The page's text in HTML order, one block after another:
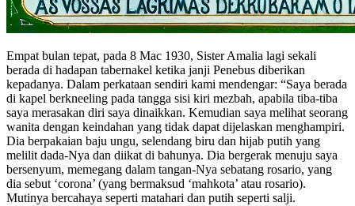
Empat bulan tepat, pada 8 Mac 1930, Sister Amalia lagi sekali
berada di hadapan tabernakel ketika janji Penebus diberikan
kepadanya. Dalam perkataan sendiri kami mendengar: “Saya berada
di kapel berkneeling pada tangga sisi kiri mezbah, apabila tiba-tiba
saya merasakan diri saya dinaikkan. Kemudian saya melihat seorang
wanita dengan keindahan yang tidak dapat dijelaskan menghampiri.
Dia berpakaian baju ungu, selendang biru dan hijab putih yang
melilit dada-Nya dan diikat di bahunya. Dia bergerak menuju saya
bersenyum, memegang dalam tangan-Nya sebatang rosario, yang
dia sebut ‘corona’ (yang bermaksud ‘mahkota’ atau rosario).
Mutinya bercahaya seperti matahari dan putih seperti salji.